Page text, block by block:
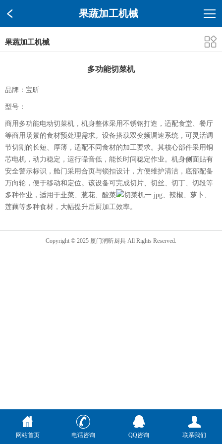
果蔬加工机械
果蔬加工机械
多功能切菜机
品牌：宝昕
型号：
商用多功能电动切菜机，机身整体采用不锈钢打造，适配食堂、餐厅
等商用场景的食材预处理需求。设备搭载双变频调速系统，可灵活调
节切割的长短、厚薄，适配不同食材的加工要求。其核心部件采用铜
芯电机，动力稳定，运行噪音低，能长时间稳定作业。机身侧面贴有
安全警示标识，舱门采用合页与锁扣设计，方便维护清洁，底部配备
万向轮，便于移动和定位。该设备可完成切片、切丝、切丁、切段等
多种作业，适用于韭菜、葱花、酸菜
、辣椒、萝卜、
莲藕等多种食材，大幅提升后厨加工效率。
Copyright © 2025 厦门润昕厨具 All Rights Reserved.
网站首页 电话咨询 QQ咨询 联系我们